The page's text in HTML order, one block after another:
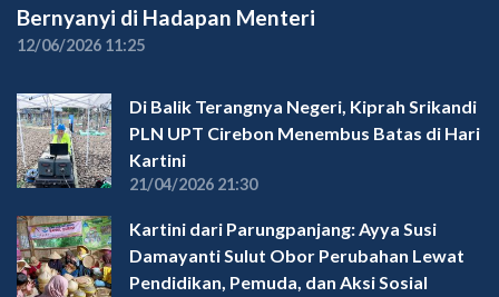
Bernyanyi di Hadapan Menteri
12/06/2026 11:25
Di Balik Terangnya Negeri, Kiprah Srikandi
PLN UPT Cirebon Menembus Batas di Hari
Kartini
21/04/2026 21:30
Kartini dari Parungpanjang: Ayya Susi
Damayanti Sulut Obor Perubahan Lewat
Pendidikan, Pemuda, dan Aksi Sosial